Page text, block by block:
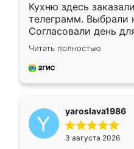
Кухню здесь
телеграмм. Выбрали
Согласовали день
недели кухня была
довольны работой.
мебель за
Читать полностью
yaroslava1986
3 августа 2026